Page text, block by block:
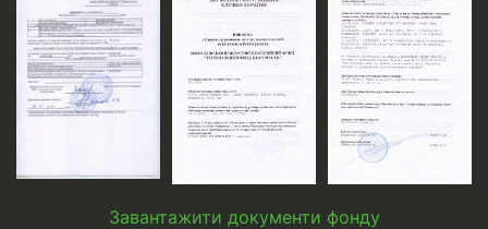
Завантажити документи фонду